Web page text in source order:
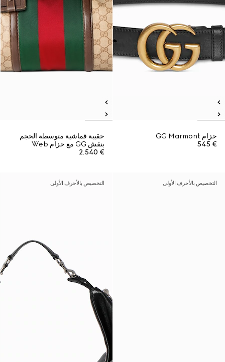
حزام GG Marmont
€ 545
حقيبة قماشية متوسطة الحجم
بنقش GG مع حزام Web
€ 2.540
التخصيص بالأحرف الأولى التخصيص بالأحرف الأولى